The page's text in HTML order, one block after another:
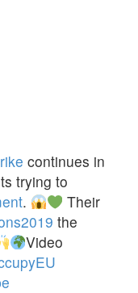
continues in
trying to
.
Their
the
Video